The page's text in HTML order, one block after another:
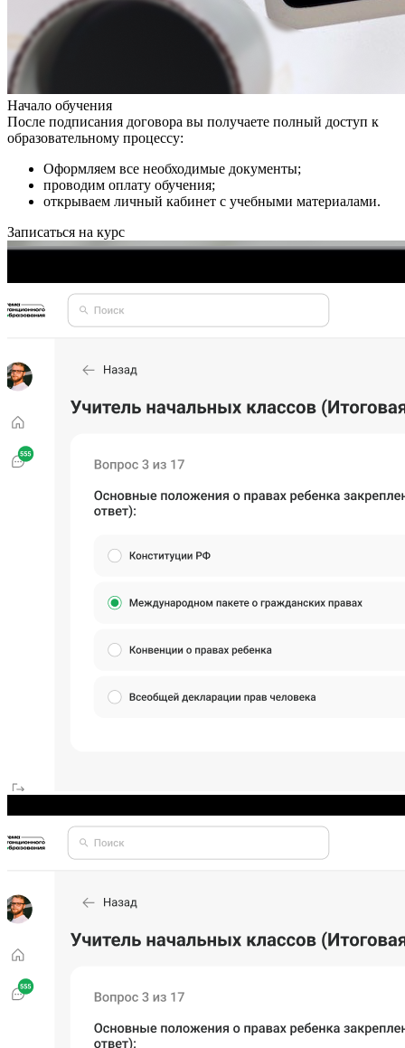
Начало обучения
После подписания договора вы получаете полный доступ к
образовательному процессу:
Оформляем все необходимые документы;
проводим оплату обучения;
открываем личный кабинет с учебными материалами.
Записаться на курс